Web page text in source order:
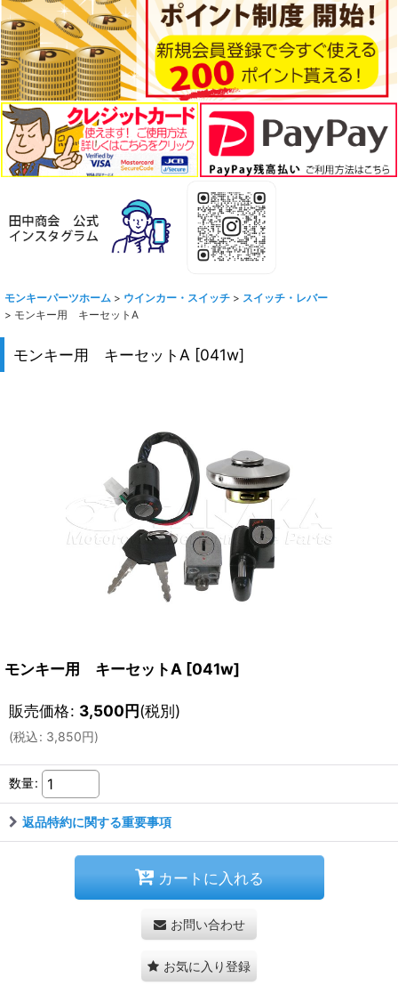
モンキーパーツホーム > ウインカー・スイッチ > スイッチ・レバー
> モンキー用 キーセットA
モンキー用 キーセットA [041w]
モンキー用 キーセットA [041w]
販売価格: 3,500円(税別)
(税込: 3,850円)
数量:
返品特約に関する重要事項
カートに入れる
お問い合わせ
お気に入り登録